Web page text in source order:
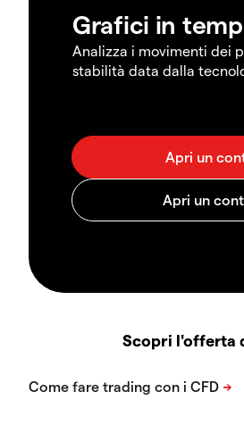
Grafici in
Analizza i movimenti dei
stabilità data dalla
Scopri l'offerta